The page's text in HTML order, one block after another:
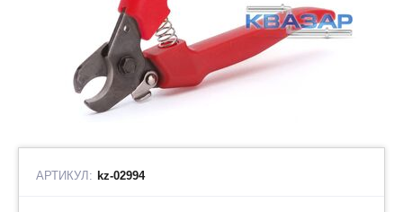
АРТИКУЛ: kz-02994